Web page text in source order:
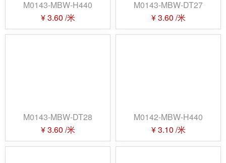
M0143-MBW-H440
¥3.60/米
M0143-MBW-DT27
¥3.60/米
M0143-MBW-DT28
¥3.60/米
M0142-MBW-H440
¥3.10/米